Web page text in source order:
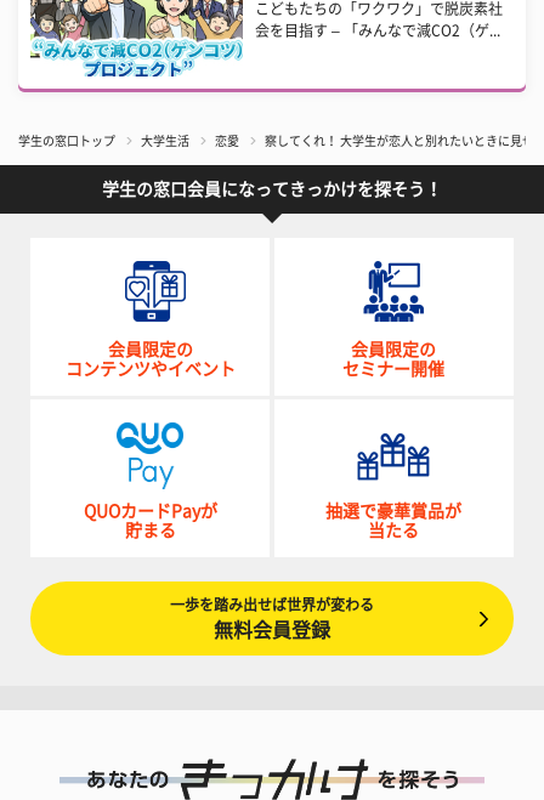
こどもたちの「ワクワク」で脱炭素社
会を目指す – 「みんなで減CO2（ゲ...
学生の窓口トップ 大学生活 恋愛 察してくれ！ 大学生が恋人と別れたいときに見せ
学生の窓口会員になってきっかけを探そう！
会員限定の
コンテンツやイベント
会員限定の
セミナー開催
QUOカードPayが
貯まる
抽選で豪華賞品が
当たる
一歩を踏み出せば世界が変わる
無料会員登録